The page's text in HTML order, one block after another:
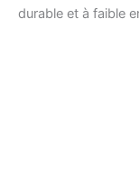
durable et à faible